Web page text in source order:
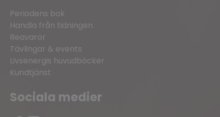
Periodens bok
Handla från tidningen
Reavaror
Tävlingar & events
Livsenergis huvudböcker
Kundtjänst
Sociala medier